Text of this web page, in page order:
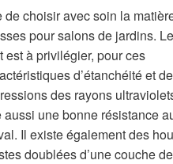
de choisir avec soin la
pour salons de jardins. Le
est à privilégier, pour ces
d’étanchéité et de
des rayons
une bonne résistance
Il existe également des
doublées d’une couche